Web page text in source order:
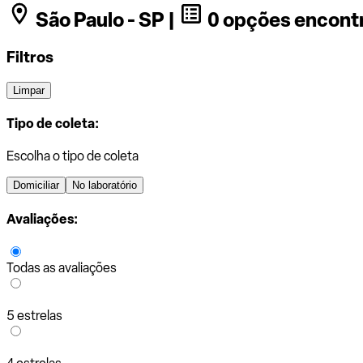
São Paulo - SP |
0 opções
Filtros
Limpar
Tipo de coleta:
Escolha o tipo de coleta
Domiciliar No laboratório
Avaliações:
Todas as avaliações
5 estrelas